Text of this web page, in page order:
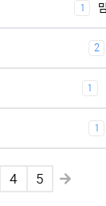
1
2
1
1
4 5